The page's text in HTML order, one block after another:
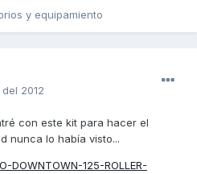
y equipamiento
2012
con este kit para hacer el
nunca lo había visto...
DOWNTOWN-125-ROLLER-